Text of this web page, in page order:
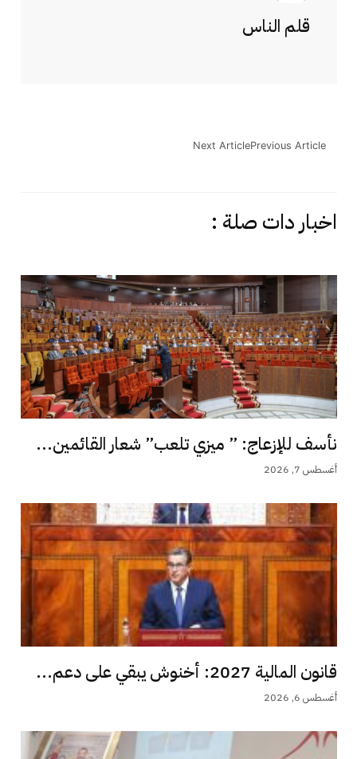
قلم الناس
Previous Article
Next Article
اخبار دات صلة :
نأسف للإزعاج: ” ميزي تلعب” شعار القائمين...
أغسطس 7, 2026
قانون المالية 2027: أخنوش يبقي على دعم...
أغسطس 6, 2026